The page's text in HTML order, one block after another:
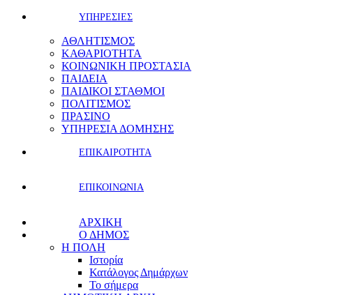
ΥΠΗΡΕΣΙΕΣ
ΑΘΛΗΤΙΣΜΟΣ
ΚΑΘΑΡΙΟΤΗΤΑ
ΚΟΙΝΩΝΙΚΗ ΠΡΟΣΤΑΣΙΑ
ΠΑΙΔΕΙΑ
ΠΑΙΔΙΚΟΙ ΣΤΑΘΜΟΙ
ΠΟΛΙΤΙΣΜΟΣ
ΠΡΑΣΙΝΟ
ΥΠΗΡΕΣΙΑ ΔΟΜΗΣΗΣ
ΕΠΙΚΑΙΡΟΤΗΤΑ
ΕΠΙΚΟΙΝΩΝΙΑ
ΑΡΧΙΚΗ
Ο ΔΗΜΟΣ
Η ΠΟΛΗ
Ιστορία
Κατάλογος Δημάρχων
Το σήμερα